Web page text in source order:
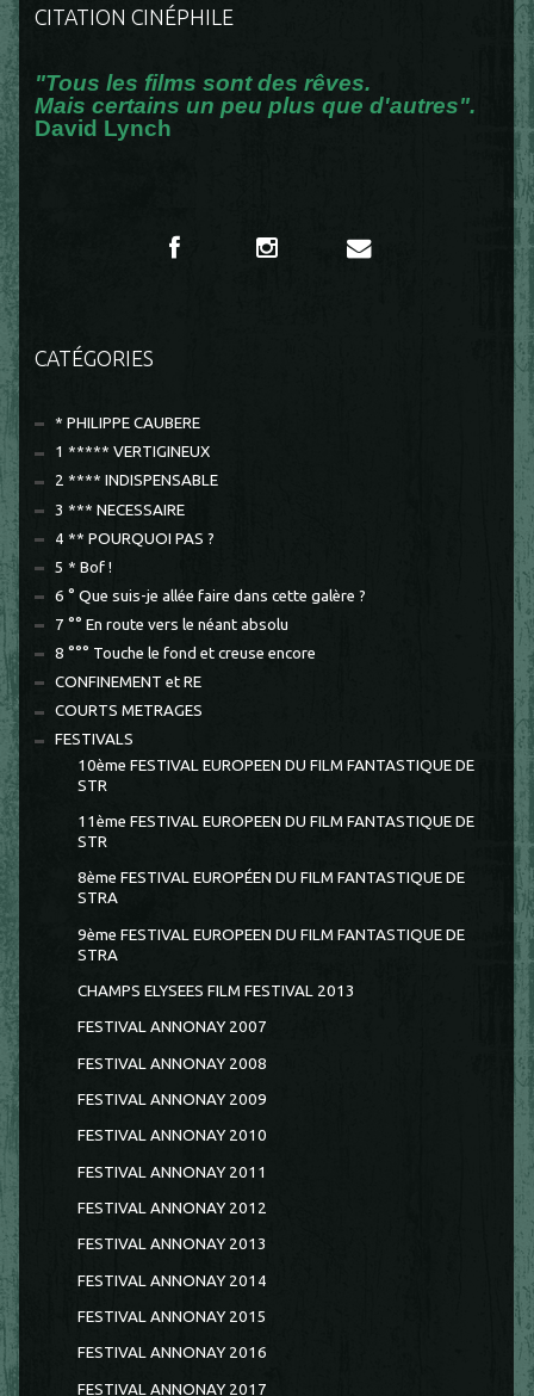
CITATION CINÉPHILE
"Tous les films sont des rêves.
Mais certains un peu plus que d'autres".
David Lynch
CATÉGORIES
* PHILIPPE CAUBERE
1 ***** VERTIGINEUX
2 **** INDISPENSABLE
3 *** NECESSAIRE
4 ** POURQUOI PAS ?
5 * Bof !
6 ° Que suis-je allée faire dans cette galère ?
7 °° En route vers le néant absolu
8 °°° Touche le fond et creuse encore
CONFINEMENT et RE
COURTS METRAGES
FESTIVALS
10ème FESTIVAL EUROPEEN DU FILM FANTASTIQUE DE
STR
11ème FESTIVAL EUROPEEN DU FILM FANTASTIQUE DE
STR
8ème FESTIVAL EUROPÉEN DU FILM FANTASTIQUE DE
STRA
9ème FESTIVAL EUROPEEN DU FILM FANTASTIQUE DE
STRA
CHAMPS ELYSEES FILM FESTIVAL 2013
FESTIVAL ANNONAY 2007
FESTIVAL ANNONAY 2008
FESTIVAL ANNONAY 2009
FESTIVAL ANNONAY 2010
FESTIVAL ANNONAY 2011
FESTIVAL ANNONAY 2012
FESTIVAL ANNONAY 2013
FESTIVAL ANNONAY 2014
FESTIVAL ANNONAY 2015
FESTIVAL ANNONAY 2016
FESTIVAL ANNONAY 2017